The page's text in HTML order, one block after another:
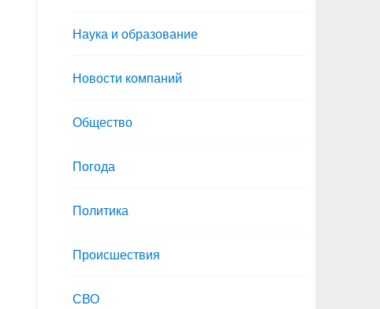
Наука и образование
Новости компаний
Общество
Погода
Политика
Происшествия
СВО